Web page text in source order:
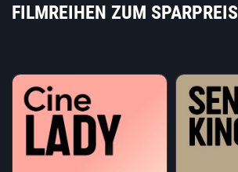
FILMREIHEN ZUM SPARPREIS